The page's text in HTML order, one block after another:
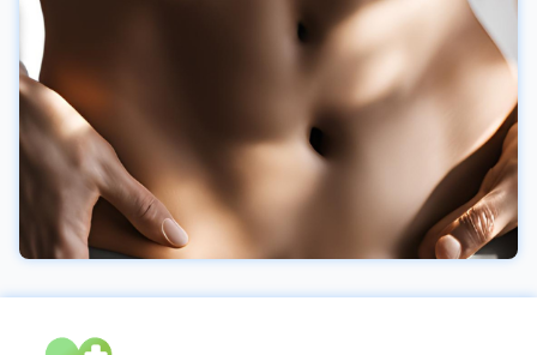
sebaiknya menerapkan kebijakan mengenai durasi
maksimal di depan komputer sehingga bisa diselingi
dengan relaksasi atau kegiatan lain. Kalau dipaksa
terus-menerus dalam jangka panjang dan akhirnya
sakit, sudah pasti pekerjaan pun tidak bisa ditangani
sesuai target. Jadi, mari mencegah daripada
mengobati! Â Â